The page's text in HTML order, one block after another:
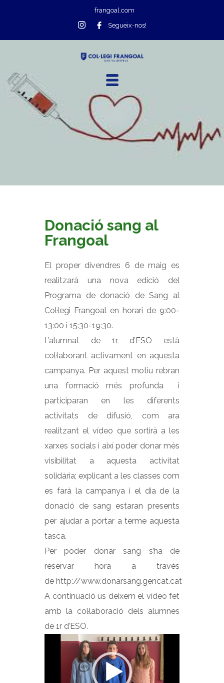
frangoal.com
Segueix-nos!
Donació sang al
Frangoal
El proper divendres 6 de maig es
realitzarà una nova edició del
Programa de donació de Sang al
Col·legi Frangoal en horari de 9:00-
13:00 i 15:30-19:30.
L’alumnat de 1r d’ESO està
col·laborant activament en aquesta
campanya. Per aquest motiu rebran
una formació més profunda i
participaran en les diferents
activitats de difusió, com ara
realitzant el vídeo que sortirà a les
xarxes socials i així poder donar més
visibilitat a aquesta activitat
solidària; explicant a les classes com
es farà la campanya i el dia de la
donació de sang estaran presents
per ajudar a portar a terme aquesta
tasca.
Per poder donar sang s’ha de
reservar hora a través
de http://www.donarsang.gencat.cat
A continuació us deixem el vídeo fet
amb la col·laboració dels alumnes
de 1r d’ESO.
Reproductor